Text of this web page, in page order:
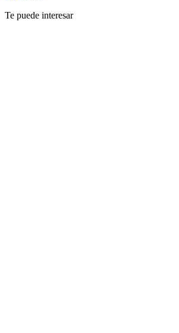
Te puede interesar